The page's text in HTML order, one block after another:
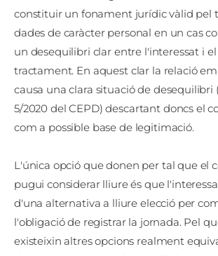
constituir un fonament jurídic vàlid pel
dades de caràcter personal en un cas
un desequilibri clar entre l'interessat i
tractament. En aquest clar la relació
causa una clara situació de desequilibri
5/2020 del CEPD) descartant doncs el
com a possible base de legitimació.
L'única opció que donen per tal que el
pugui considerar lliure és que
d'una alternativa a lliure elecció per
l'obligació de registrar la jornada. Pel
existeixin altres opcions realment